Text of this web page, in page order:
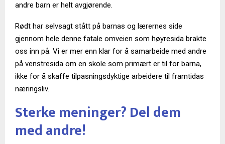
andre barn er helt avgjørende.
Rødt har selvsagt stått på barnas og lærernes side
gjennom hele denne fatale omveien som høyresida brakte
oss inn på. Vi er mer enn klar for å samarbeide med andre
på venstresida om en skole som primært er til for barna,
ikke for å skaffe tilpasningsdyktige arbeidere til framtidas
næringsliv.
Sterke meninger? Del dem
med andre!